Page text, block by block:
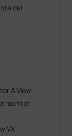
del
AIView
monitor
VX